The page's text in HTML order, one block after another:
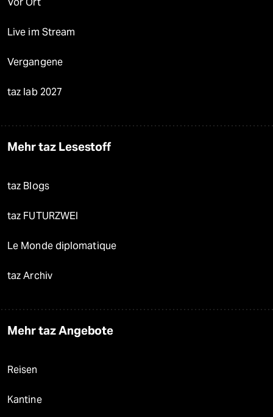
Live im Stream
Vergangene
taz lab 2027
Mehr taz Lesestoff
taz Blogs
taz FUTURZWEI
Le Monde diplomatique
taz Archiv
Mehr taz Angebote
Reisen
Kantine